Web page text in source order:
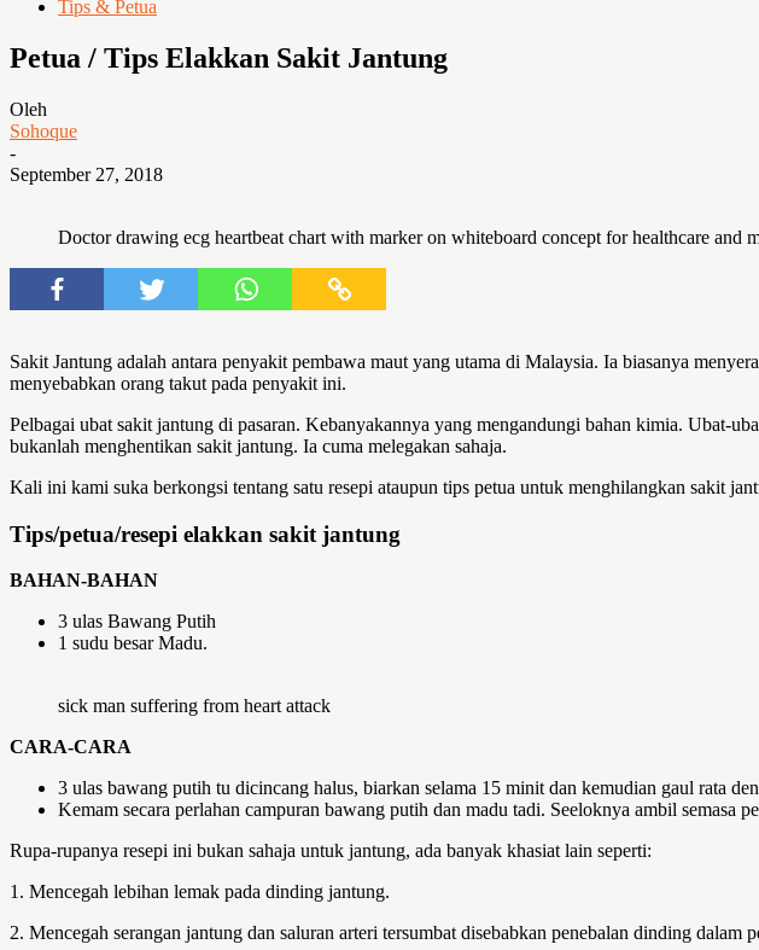
Tips & Petua
Petua / Tips Elakkan Sakit Jantung
Oleh
Sohoque
-
September 27, 2018
Doctor drawing ecg heartbeat chart with marker on whiteboard concept for healthcare and
Sakit Jantung adalah antara penyakit pembawa maut yang utama di Malaysia. Ia biasanya
menyebabkan orang takut pada penyakit ini.
Pelbagai ubat sakit jantung di pasaran. Kebanyakannya yang mengandungi bahan kimia. Ubat-
bukanlah menghentikan sakit jantung. Ia cuma melegakan sahaja.
Kali ini kami suka berkongsi tentang satu resepi ataupun tips petua untuk menghilangkan sakit
Tips/petua/resepi elakkan sakit jantung
BAHAN-BAHAN
3 ulas Bawang Putih
1 sudu besar Madu.
sick man suffering from heart attack
CARA-CARA
3 ulas bawang putih tu dicincang halus, biarkan selama 15 minit dan kemudian gaul rata
Kemam secara perlahan campuran bawang putih dan madu tadi. Seeloknya ambil semasa
Rupa-rupanya resepi ini bukan sahaja untuk jantung, ada banyak khasiat lain seperti:
1. Mencegah lebihan lemak pada dinding jantung.
2. Mencegah serangan jantung dan saluran arteri tersumbat disebabkan penebalan dinding dalam